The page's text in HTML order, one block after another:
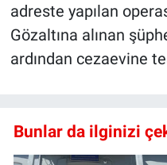
adreste yapılan
Gözaltına alınan
ardından cezaevine
Bunlar da ilginizi